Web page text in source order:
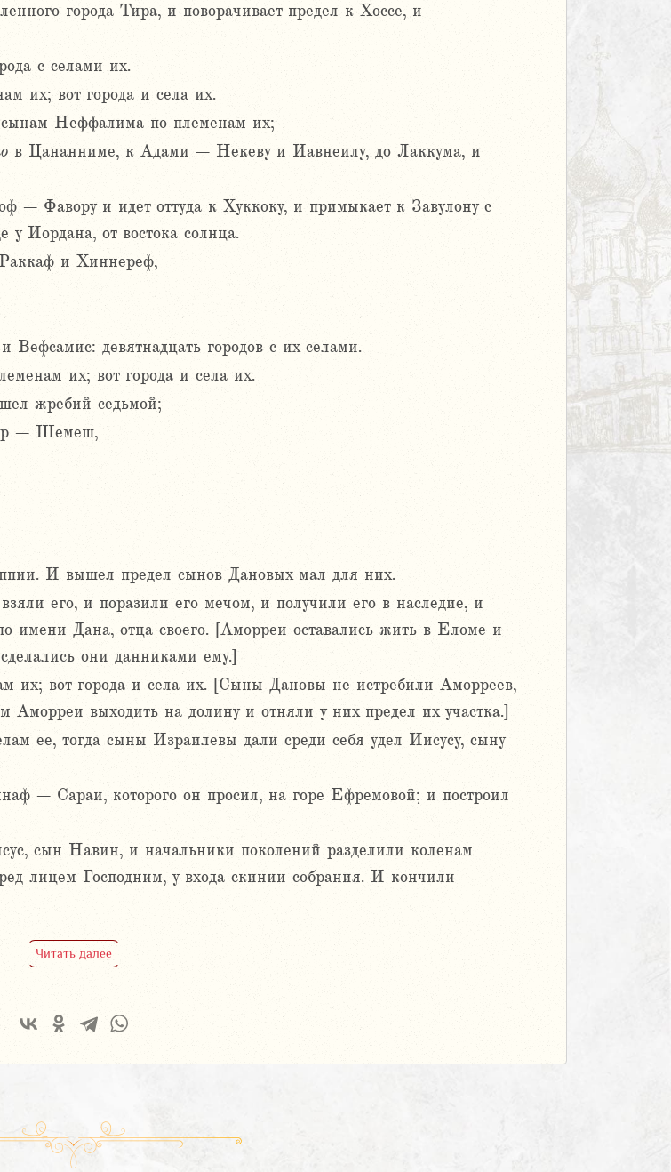
города Тира, и поворачивает предел к Хоссе, и
с селами их.
их; вот города и села их.
Неффалима по племенам их;
в Цананниме, к Адами – Некеву и Иавнеилу, до Лаккума, и
– Фавору и идет оттуда к Хуккоку, и примыкает к Завулону с
Иордана, от востока солнца.
и Хиннереф,
девятнадцать городов с их селами.
их; вот города и села их.
жребий седьмой;
– Шемеш,
И вышел предел сынов Дановых мал для них.
его, и поразили его мечом, и получили его в наследие, и
имени Дана, отца своего. [Аморреи оставались жить в Еломе и
они данниками ему.]
их; вот города и села их. [Сыны Дановы не истребили Аморреев,
Аморреи выходить на долину и отняли у них предел их участка.]
ее, тогда сыны Израилевы дали среди себя удел Иисусу, сыну
– Сараи, которого он просил, на горе Ефремовой; и построил
сын Навин, и начальники поколений разделили коленам
лицем Господним, у входа скинии собрания. И кончили
Читать далее